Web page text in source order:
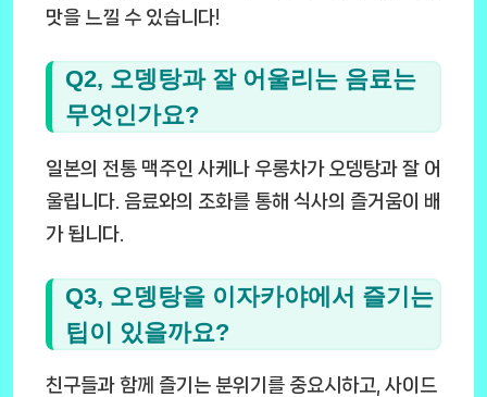
맛을 느낄 수 있습니다!
Q2, 오뎅탕과 잘 어울리는 음료는
무엇인가요?
일본의 전통 맥주인 사케나 우롱차가 오뎅탕과 잘 어
울립니다. 음료와의 조화를 통해 식사의 즐거움이 배
가 됩니다.
Q3, 오뎅탕을 이자카야에서 즐기는
팁이 있을까요?
친구들과 함께 즐기는 분위기를 중요시하고, 사이드